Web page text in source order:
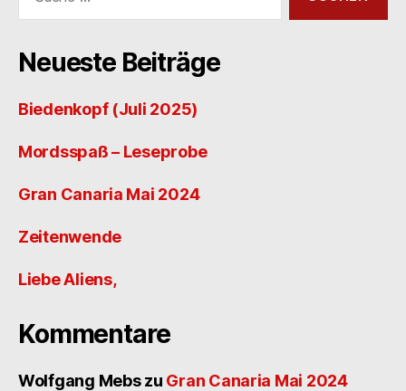
Neueste Beiträge
Biedenkopf (Juli 2025)
Mordsspaß – Leseprobe
Gran Canaria Mai 2024
Zeitenwende
Liebe Aliens,
Kommentare
Wolfgang Mebszu Gran Canaria Mai 2024